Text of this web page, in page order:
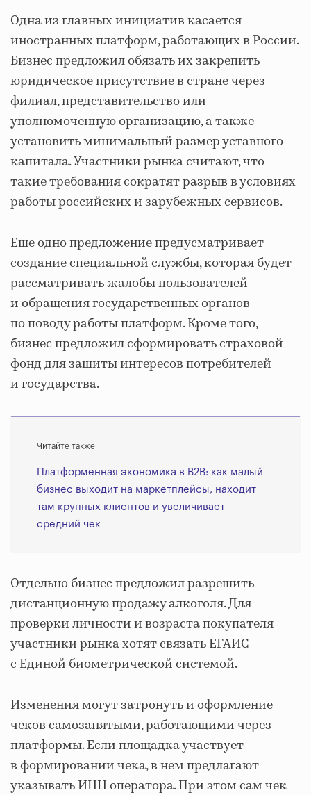
Одна из главных инициатив касается
иностранных платформ, работающих в России.
Бизнес предложил обязать их закрепить
юридическое присутствие в стране через
филиал, представительство или
уполномоченную организацию, а также
установить минимальный размер уставного
капитала. Участники рынка считают, что
такие требования сократят разрыв в условиях
работы российских и зарубежных сервисов.
Еще одно предложение предусматривает
создание специальной службы, которая будет
рассматривать жалобы пользователей
и обращения государственных органов
по поводу работы платформ. Кроме того,
бизнес предложил сформировать страховой
фонд для защиты интересов потребителей
и государства.
Читайте также
Платформенная экономика в B2B: как малый
бизнес выходит на маркетплейсы, находит
там крупных клиентов и увеличивает
средний чек
Отдельно бизнес предложил разрешить
дистанционную продажу алкоголя. Для
проверки личности и возраста покупателя
участники рынка хотят связать ЕГАИС
с Единой биометрической системой.
Изменения могут затронуть и оформление
чеков самозанятыми, работающими через
платформы. Если площадка участвует
в формировании чека, в нем предлагают
указывать ИНН оператора. При этом сам чек